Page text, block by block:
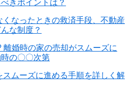
きポイントは？
くなったときの救済手段、不動産
な制度？
離婚時の家の売却がスムーズに
の〇〇次第
スムーズに進める手順を詳しく解